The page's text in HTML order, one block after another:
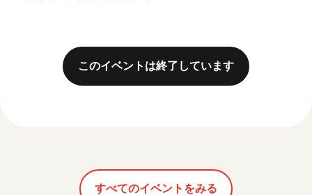
このイベントは終了しています
すべてのイベントをみる